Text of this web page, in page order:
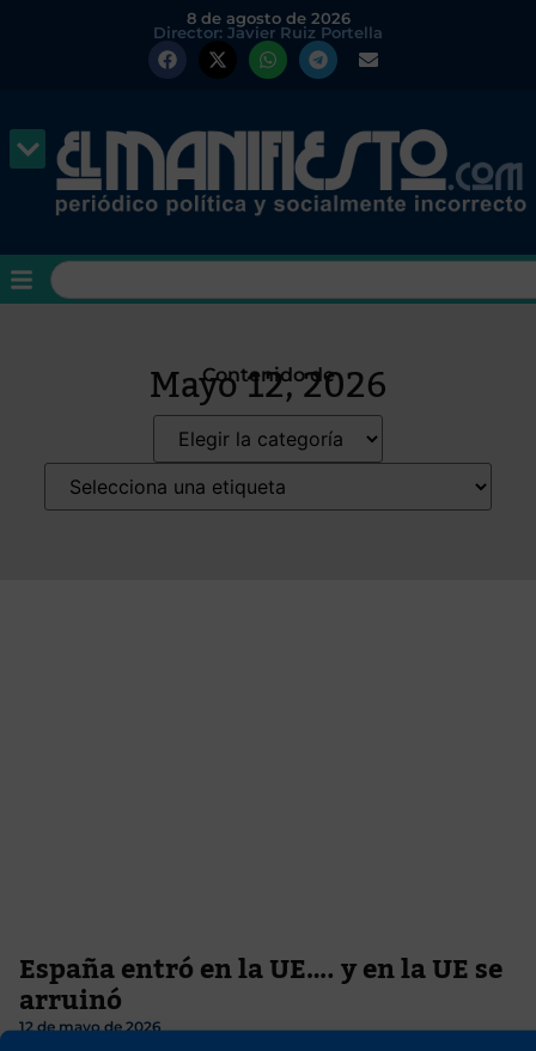
8 de agosto de 2026
Director: Javier Ruiz Portella
Contenido de
Mayo 12, 2026
España entró en la UE…. y en la UE se
arruinó
12 de mayo de 2026